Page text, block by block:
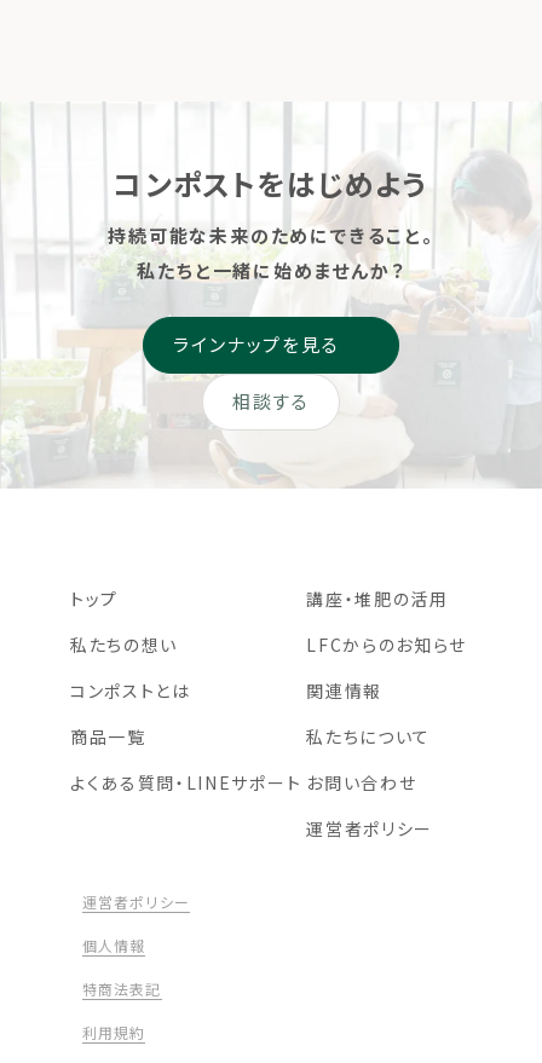
コンポストをはじめよう
持続可能な未来のためにできること。
私たちと一緒に始めませんか？
相談する
ラインナップを見る
トップ
私たちの想い
コンポストとは
商品一覧
よくある質問・LINEサポート
講座・堆肥の活用
LFCからのお知らせ
関連情報
私たちについて
お問い合わせ
運営者ポリシー
運営者ポリシー
個人情報
特商法表記
利用規約